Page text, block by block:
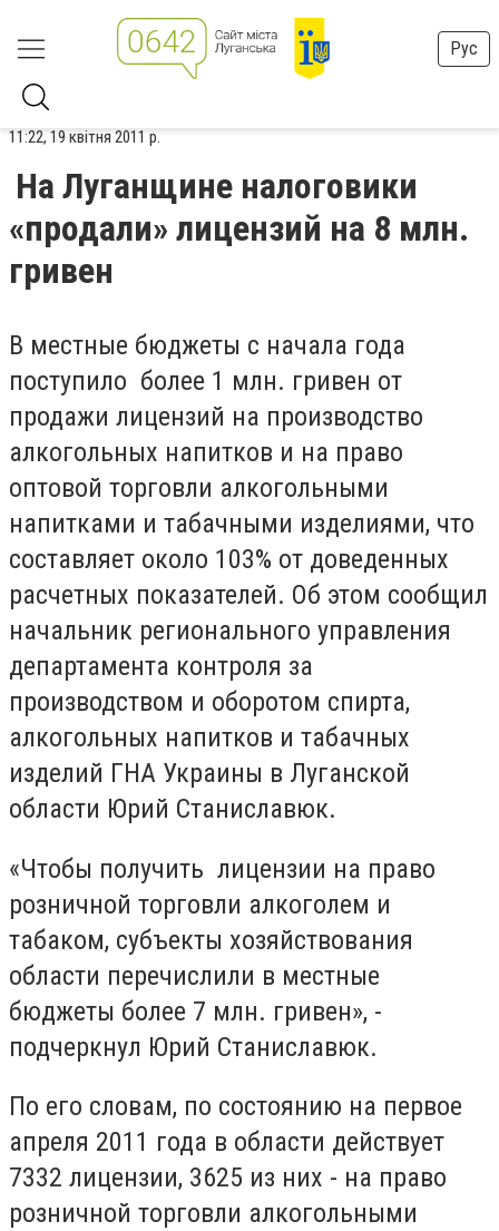
Рус
11:22, 19 квітня 2011 р.
На Луганщине налоговики
«продали» лицензий на 8 млн.
гривен
В местные бюджеты с начала года
поступило более 1 млн. гривен от
продажи лицензий на производство
алкогольных напитков и на право
оптовой торговли алкогольными
напитками и табачными изделиями, что
составляет около 103% от доведенных
расчетных показателей. Об этом сообщил
начальник регионального управления
департамента контроля за
производством и оборотом спирта,
алкогольных напитков и табачных
изделий ГНА Украины в Луганской
области Юрий Станиславюк.
«Чтобы получить лицензии на право
розничной торговли алкоголем и
табаком, субъекты хозяйствования
области перечислили в местные
бюджеты более 7 млн. гривен», -
подчеркнул Юрий Станиславюк.
По его словам, по состоянию на первое
апреля 2011 года в области действует
7332 лицензии, 3625 из них - на право
розничной торговли алкогольными